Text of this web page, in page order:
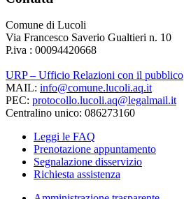
Comune di Lucoli
Via Francesco Saverio Gualtieri n. 10
P.iva : 00094420668
URP – Ufficio Relazioni con il pubblico
MAIL: info@comune.lucoli.aq.it
PEC: protocollo.lucoli.aq@legalmail.it
Centralino unico: 086273160
Leggi le FAQ
Prenotazione appuntamento
Segnalazione disservizio
Richiesta assistenza